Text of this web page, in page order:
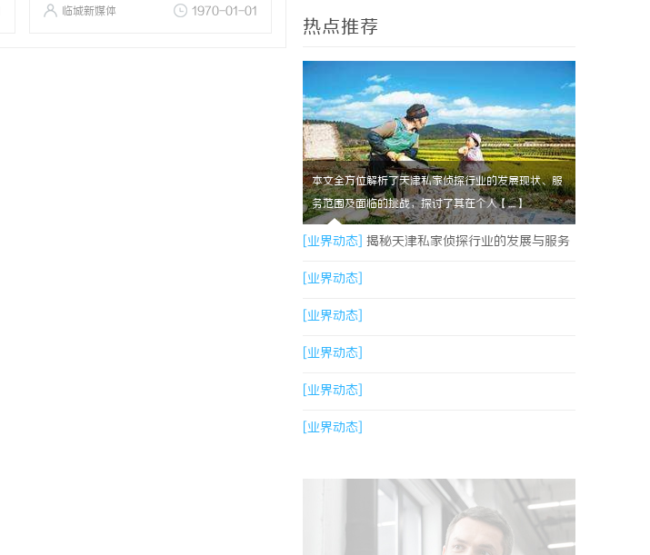
临城新媒体 1970-01-01
热点推荐
本文全方位解析了天津私家侦探行业的发展现状、服
务范围及面临的挑战，探讨了其在个人【....】
[业界动态] 揭秘天津私家侦探行业的发展与服务
全解析
[业界动态]
[业界动态]
[业界动态]
[业界动态]
[业界动态]